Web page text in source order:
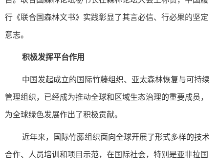
行《联合国森林文书》实践彰显了其言必信、行必果的坚定
意志。
积极发挥平台作用
中国发起成立的国际竹藤组织、亚太森林恢复与可持续
管理组织，已经成为推动全球和区域生态治理的重要成员，
为全球绿色发展作出了积极贡献。
近年来，国际竹藤组织面向全球开展了形式多样的技术
合作、人员培训和项目示范，在国际社会，特别是亚非拉国